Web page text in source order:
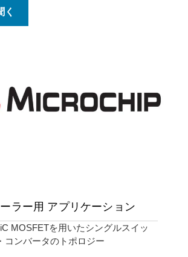
く
ラー用 アプリケーション
MOSFETを用いたシングルスイッ
コンバータのトポロジー